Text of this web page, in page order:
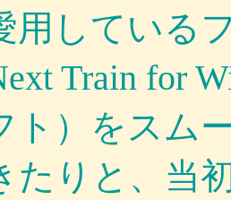
用している
Train for
ト）をスム
たりと、当